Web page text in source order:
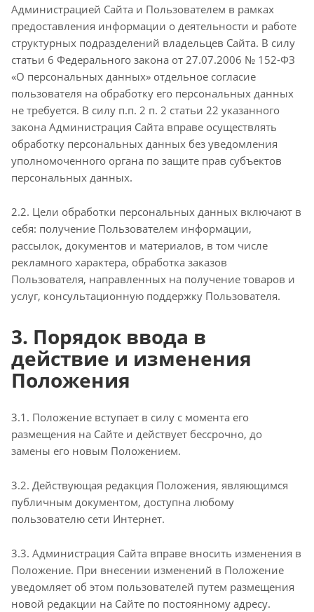
Администрацией Сайта и Пользователем в рамках
предоставления информации о деятельности и работе
структурных подразделений владельцев Сайта. В силу
статьи 6 Федерального закона от 27.07.2006 № 152-ФЗ
«О персональных данных» отдельное согласие
пользователя на обработку его персональных данных
не требуется. В силу п.п. 2 п. 2 статьи 22 указанного
закона Администрация Сайта вправе осуществлять
обработку персональных данных без уведомления
уполномоченного органа по защите прав субъектов
персональных данных.
2.2. Цели обработки персональных данных включают в
себя: получение Пользователем информации,
рассылок, документов и материалов, в том числе
рекламного характера, обработка заказов
Пользователя, направленных на получение товаров и
услуг, консультационную поддержку Пользователя.
3. Порядок ввода в
действие и изменения
Положения
3.1. Положение вступает в силу с момента его
размещения на Сайте и действует бессрочно, до
замены его новым Положением.
3.2. Действующая редакция Положения, являющимся
публичным документом, доступна любому
пользователю сети Интернет.
3.3. Администрация Сайта вправе вносить изменения в
Положение. При внесении изменений в Положение
уведомляет об этом пользователей путем размещения
новой редакции на Сайте по постоянному адресу.